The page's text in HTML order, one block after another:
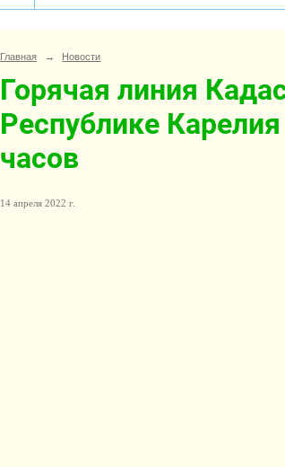
Главная → Новости
Горячая линия
Республике
часов
14 апреля 2022 г.